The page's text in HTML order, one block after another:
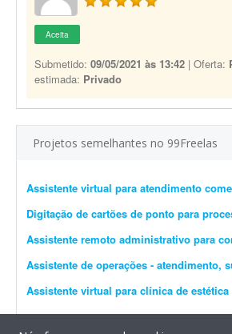
Aceita
Submetido: 09/05/2021 às 13:42 | Oferta:
estimada: Privado
Projetos semelhantes no 99Freelas
Digitação de cartões de ponto para
Assistente remoto administrativo para
Assistente virtual para clínica de estética